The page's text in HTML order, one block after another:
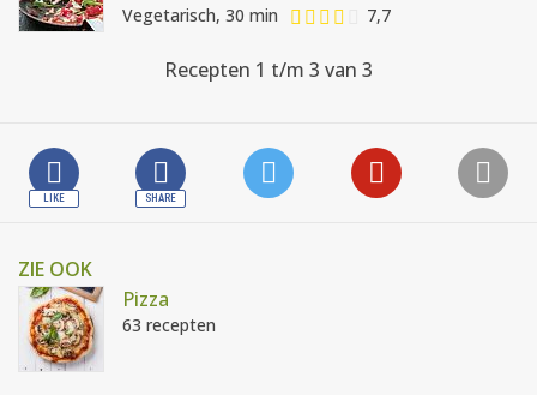
Vegetarisch, 30 min 7,7
Recepten 1 t/m 3 van 3
ZIE OOK
Pizza
63 recepten